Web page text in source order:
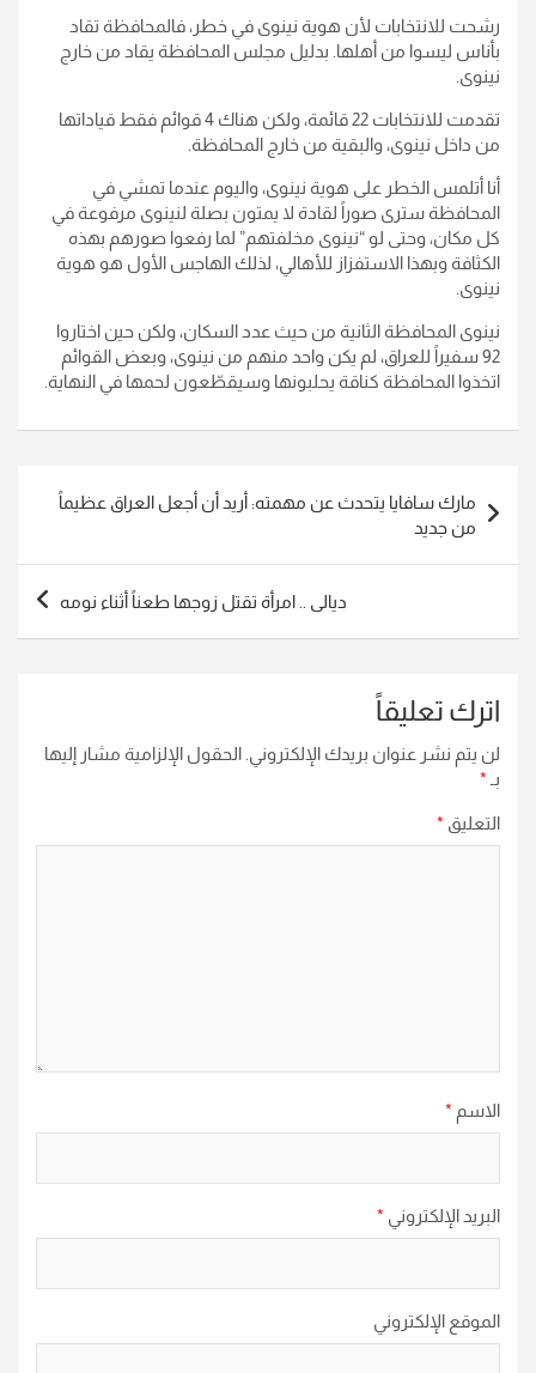
رشحت للانتخابات لأن هوية نينوى في خطر، فالمحافظة تقاد
بأناس ليسوا من أهلها. بدليل مجلس المحافظة يقاد من خارج
نينوى.
تقدمت للانتخابات 22 قائمة، ولكن هناك 4 قوائم فقط قياداتها
من داخل نينوى، والبقية من خارج المحافظة.
أنا أتلمس الخطر على هوية نينوى، واليوم عندما تمشي في
المحافظة سترى صوراً لقادة لا يمتون بصلة لنينوى مرفوعة في
كل مكان، وحتى لو “نينوى مخلفتهم” لما رفعوا صورهم بهذه
الكثافة وبهذا الاستفزاز للأهالي، لذلك الهاجس الأول هو هوية
نينوى.
نينوى المحافظة الثانية من حيث عدد السكان، ولكن حين اختاروا
92 سفيراً للعراق، لم يكن واحد منهم من نينوى، وبعض القوائم
اتخذوا المحافظة كناقة يحلبونها وسيقطّعون لحمها في النهاية.
المقالات
مارك سافايا يتحدث عن مهمته: أريد أن أجعل العراق عظيماً
من جديد
ديالى .. امرأة تقتل زوجها طعناً أثناء نومه
اترك تعليقاً
لن يتم نشر عنوان بريدك الإلكتروني. الحقول الإلزامية مشار إليها
بـ *
التعليق *
الاسم *
البريد الإلكتروني *
الموقع الإلكتروني